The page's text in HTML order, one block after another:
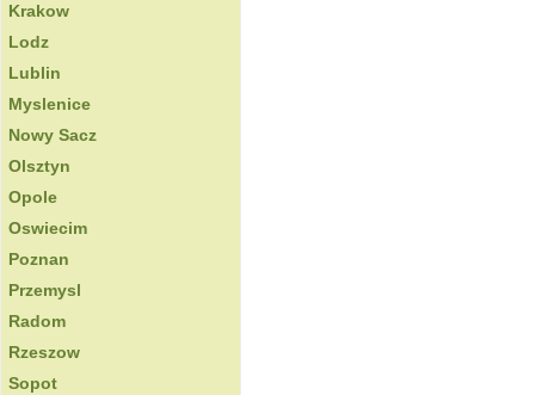
Krakow
Lodz
Lublin
Myslenice
Nowy Sacz
Olsztyn
Opole
Oswiecim
Poznan
Przemysl
Radom
Rzeszow
Sopot